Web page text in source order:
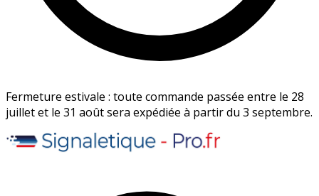
Fermeture estivale : toute commande passée entre le 28
juillet et le 31 août sera expédiée à partir du 3 septembre.